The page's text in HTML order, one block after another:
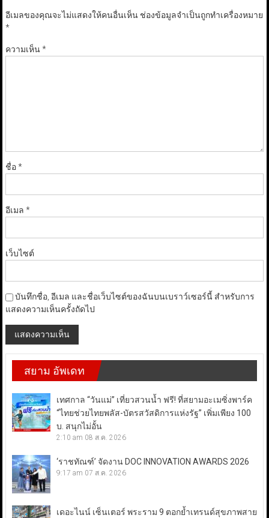
อีเมลของคุณจะไม่แสดงให้คนอื่นเห็น ช่องข้อมูลจำเป็นถูกทำเครื่องหมาย
*
ความเห็น*
ชื่อ*
อีเมล *
เว็บไซต์
บันทึกชื่อ, อีเมล และชื่อเว็บไซต์ของฉันบนเบราว์เซอร์นี้ สำหรับการ
แสดงความเห็นครั้งถัดไป
สยาม อัพเดท
เทศกาล “วันแม่” เที่ยวสวนน้ำ ฟรี! ที่สยามอะเมซิ่งพาร์ค
“ไทยช่วยไทยพลัส-บัตรสวัสดิการแห่งรัฐ” เพิ่มเพียง 100
บ. สนุกไม่อั้น
2:10 am 08 ส.ค. 2026
‘ราชทัณฑ์’ จัดงาน DOC INNOVATION AWARDS 2026
9:17 am 07 ส.ค. 2026
เดอะไนน์ เซ็นเตอร์ พระราม 9 ตอกย้ำเทรนด์สุขภาพสาย